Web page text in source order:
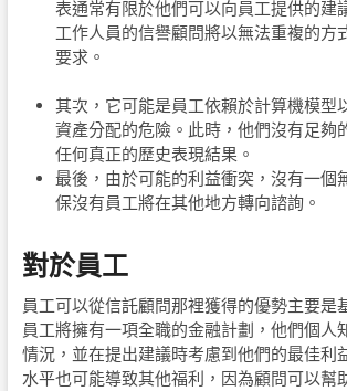
表通常有限於他們可以向員工提供的建
工作人員的信譽顧問將以無法重複的方
要求。
其次，它可能是員工依賴於計算機模型
資產分配的危險。此時，他們沒有足夠
任何真正的歷史表現結果。
最後，由於可能的利益衝突，沒有一個
保沒有員工將在其他地方轉向諮詢。
對於員工
員工可以從信託顧問那裡獲得的優勢主要是
員工將擁有一項全職的金融計劃，他們個人
情況，並在提出建議時考慮到他們的最佳利
水平也可能導致其他福利，因為顧問可以幫